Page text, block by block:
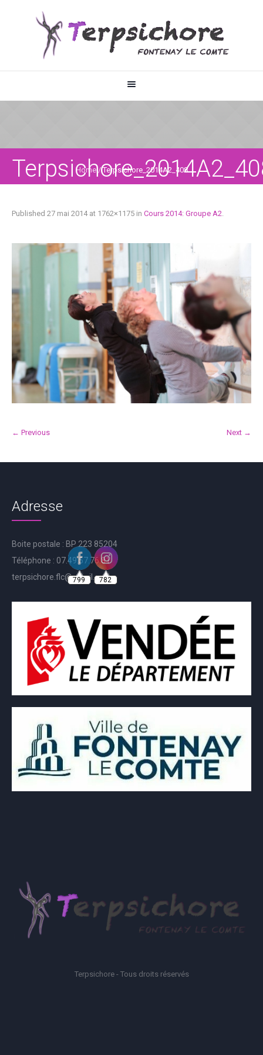
Home /Terpsichore_2014A2_408
Published 27 mai 2014at 1762×1175 in Cours 2014: Groupe A2.
← Previous Next →
Adresse
Boite postale : BP 223 85204
Téléphone : 07.49.57.76.81
terpsichore.flc@gmail.com
Terpsichore - Tous droits réservés
799 782